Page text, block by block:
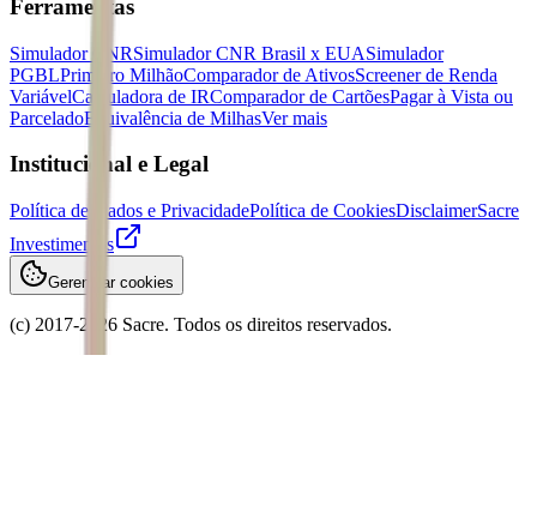
Ferramentas
Simulador CNRSimulador CNR Brasil x EUASimulador
PGBLPrimeiro MilhãoComparador de AtivosScreener de Renda
VariávelCalculadora de IRComparador de CartõesPagar à Vista ou
ParceladoEquivalência de MilhasVer mais
Institucional e Legal
Política de Dados e PrivacidadePolítica de CookiesDisclaimerSacre
Investimentos
Gerenciar cookies
(c) 2017-2026 Sacre. Todos os direitos reservados.